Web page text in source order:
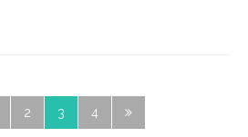
2 3 4